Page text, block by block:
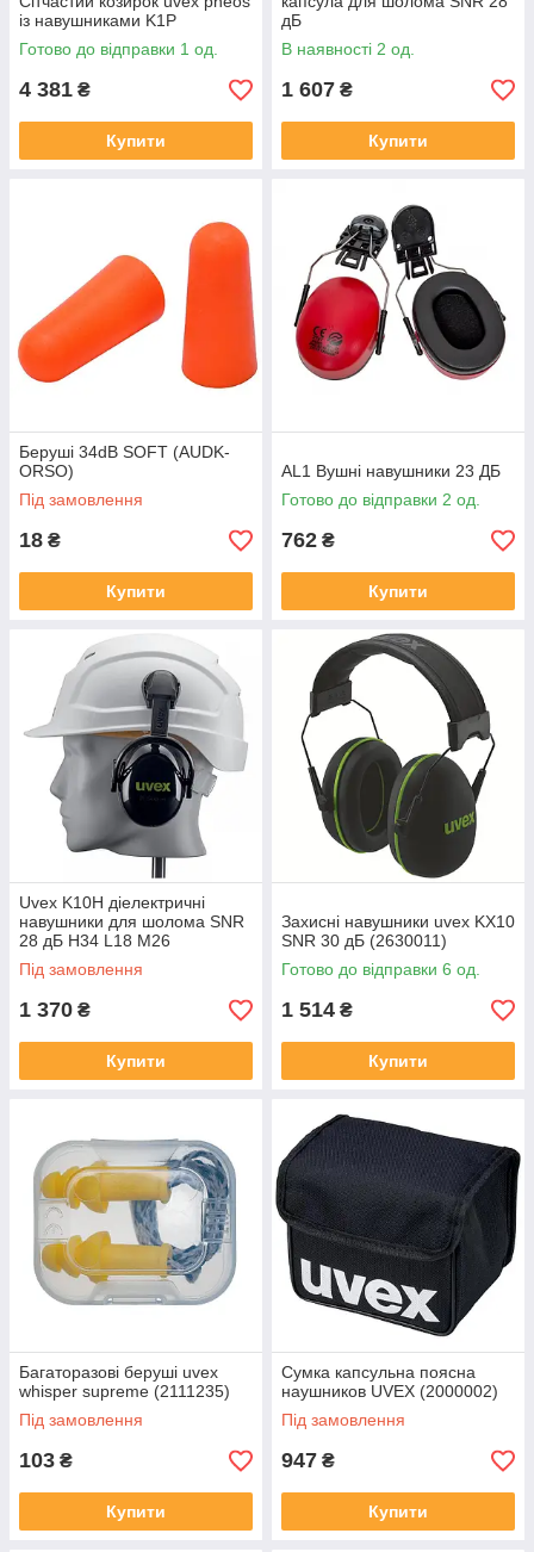
із навушниками K1P
Готово до відправки 1 од.
4 381 ₴
Купити
дБ
В наявності 2 од.
1 607 ₴
Купити
Беруші 34dB SOFT (AUDK-
ORSO)
Під замовлення
18 ₴
Купити
AL1 Вушні навушники 23 ДБ
Готово до відправки 2 од.
762 ₴
Купити
Uvex K10H діелектричні
навушники для шолома SNR
28 дБ H34 L18 M26
(2630210)
Під замовлення
1 370 ₴
Купити
Захисні навушники uvex KX10
SNR 30 дБ (2630011)
Готово до відправки 6 од.
1 514 ₴
Купити
Багаторазові беруші uvex
whisper supreme (2111235)
Під замовлення
103 ₴
Купити
Сумка капсульна поясна
наушников UVEX (2000002)
Під замовлення
947 ₴
Купити